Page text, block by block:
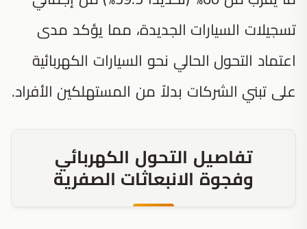
تسجيلات السيارات الجديدة، مما يؤكد مدى
اعتماد التحول الحالي نحو السيارات الكهربائية
على تبني الشركات بدلاً من المستهلكين الأفراد.
تفاصيل التحول الكهربائي
وفجوة الانبعاثات الصفرية